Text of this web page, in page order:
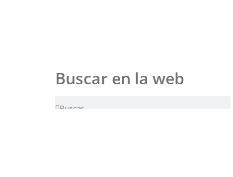
Buscar en la web